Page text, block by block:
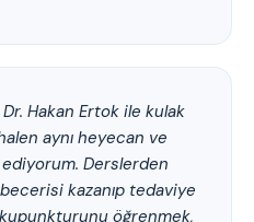
Dr. Hakan Ertok ile kulak
aynı heyecan ve
Derslerden
kazanıp tedaviye
öğrenmek,